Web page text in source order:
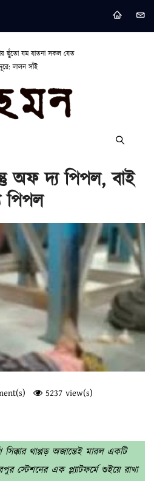
ছুঁতো যম যাতনা সকল যেত
লালন সাঁই
অফ দ্য পিপল, বাই
পিপল
5237 view(s)
সিক্কার থাপ্পড় অজান্তেই মারল একটি
স্টেশনের এক প্ল্যাটফর্মে শুইয়ে রাখা